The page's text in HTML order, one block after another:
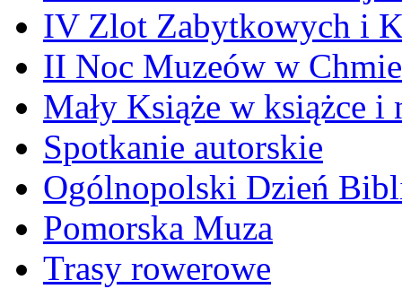
IV Zlot Zabytkowych i
II Noc Muzeów w
Mały Książe w książce i
Spotkanie autorskie
Ogólnopolski Dzień
Pomorska Muza
Trasy rowerowe